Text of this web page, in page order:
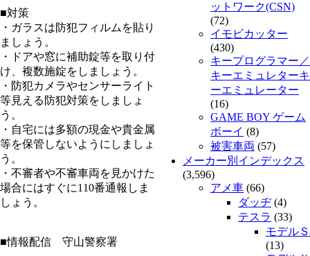
■対策
・ガラスは防犯フィルムを貼り
ましょう。
・ドアや窓に補助錠等を取り付
け、複数施錠をしましょう。
・防犯カメラやセンサーライト
等見える防犯対策をしましょ
う。
・自宅には多額の現金や貴金属
等を保管しないようにしましょ
う。
・不審者や不審車両を見かけた
場合にはすぐに110番通報しま
しょう。
■情報配信 守山警察署
ットワーク(CSN)
(72)
イモビカッター
(430)
キープログラマー／
キーエミュレターキ
ーエミュレーター
(16)
GAME BOY ゲーム
ボーイ (8)
被害車両 (57)
メーカー別インデックス
(3,596)
アメ車 (66)
ダッヂ(4)
テスラ (33)
モデルＳ
(13)